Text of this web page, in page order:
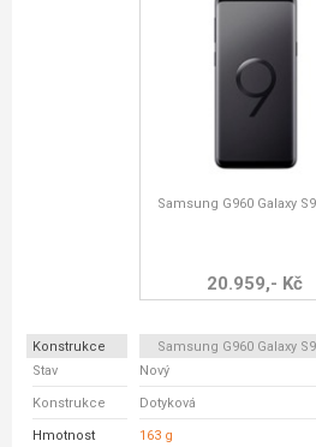
Samsung G960 Galaxy
20.959,- Kč
Konstrukce Samsung G960 Galaxy
Stav
Nový
Konstrukce Dotyková
Hmotnost 163 g